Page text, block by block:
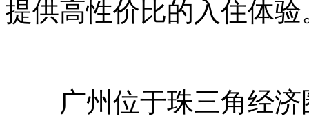
提供高性价比的入住体验
广州位于珠三角经济